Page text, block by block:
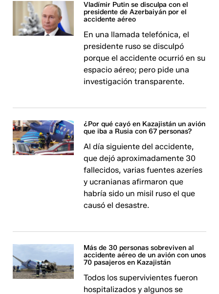
Vladímir Putin se disculpa con el
presidente de Azerbaiyán por el
accidente aéreo
En una llamada telefónica, el
presidente ruso se disculpó
porque el accidente ocurrió en su
espacio aéreo; pero pide una
investigación transparente.
¿Por qué cayó en Kazajistán un avión
que iba a Rusia con 67 personas?
Al día siguiente del accidente,
que dejó aproximadamente 30
fallecidos, varias fuentes azeríes
y ucranianas afirmaron que
habría sido un misil ruso el que
causó el desastre.
Más de 30 personas sobreviven al
accidente aéreo de un avión con unos
70 pasajeros en Kazajistán
Todos los supervivientes fueron
hospitalizados y algunos se